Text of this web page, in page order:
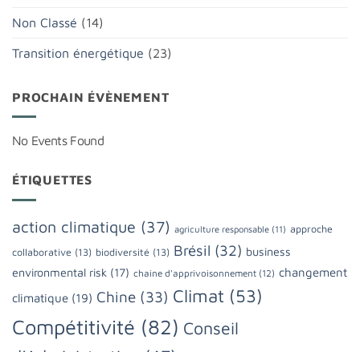
Non Classé (14)
Transition énergétique (23)
PROCHAIN ÉVÈNEMENT
No Events Found
ÉTIQUETTES
action climatique (37) agriculture responsable (11) approche
collaborative (13) biodiversité (13) Brésil (32) business
environmental risk (17) chaine d'apprivoisonnement (12) changement
climatique (19) Chine (33) Climat (53)
Compétitivité (82) Conseil